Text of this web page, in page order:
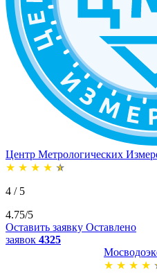
Центр Метрологических
★ ★ ★ ★ ★
4 / 5
4.75/5
Оставить заявку Оставлено
заявок 4325
★ ★ ★ ★